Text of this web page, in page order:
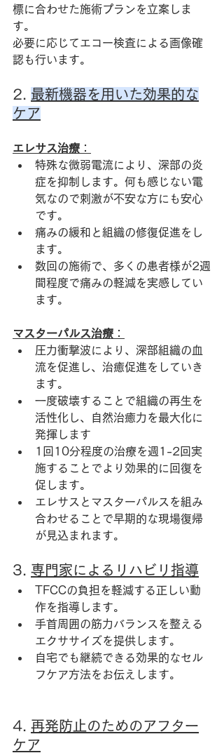
標に合わせた施術プランを立案しま
す。
必要に応じてエコー検査による画像確
認も行います。
2. 最新機器を用いた効果的な
ケア
エレサス治療 ：
特殊な微弱電流により、深部の炎
症を抑制します。何も感じない電
気なので刺激が不安な方にも安心
です。
痛みの緩和と組織の修復促進をし
ます。
数回の施術で、多くの患者様が2週
間程度で痛みの軽減を実感してい
ます。
マスターパルス治療 ：
圧力衝撃波により、深部組織の血
流を促進し、治癒促進をしていき
ます。
一度破壊することで組織の再生を
活性化し、自然治癒力を最大化に
発揮します
1回10分程度の治療を週1-2回実
施することでより効果的に回復を
促します。
エレサスとマスターパルスを組み
合わせることで早期的な現場復帰
が見込まれます。
3. 専門家によるリハビリ指導
TFCCの負担を軽減する正しい動
作を指導します。
手首周囲の筋力バランスを整える
エクササイズを提供します。
自宅でも継続できる効果的なセル
フケア方法をお伝えします。
4. 再発防止のためのアフター
ケア